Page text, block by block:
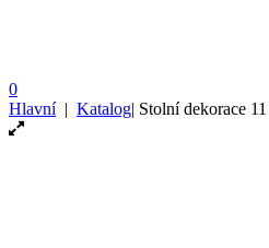
0
Hlavní | Katalog| Stolní dekorace